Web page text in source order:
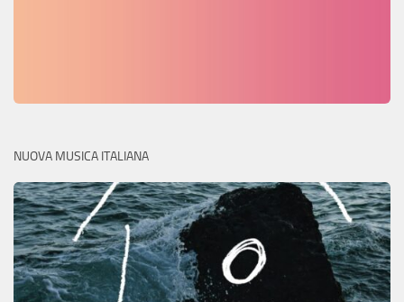
NUOVA MUSICA ITALIANA